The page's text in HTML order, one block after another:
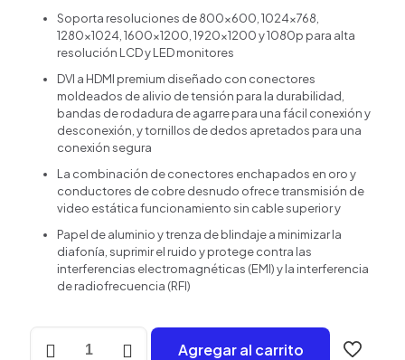
Soporta resoluciones de 800×600, 1024×768,
1280×1024, 1600×1200, 1920×1200 y 1080p para alta
resolución LCD y LED monitores
DVI a HDMI premium diseñado con conectores
moldeados de alivio de tensión para la durabilidad,
bandas de rodadura de agarre para una fácil conexión y
desconexión, y tornillos de dedos apretados para una
conexión segura
La combinación de conectores enchapados en oro y
conductores de cobre desnudo ofrece transmisión de
video estática funcionamiento sin cable superior y
Papel de aluminio y trenza de blindaje a minimizar la
diafonía, suprimir el ruido y protege contra las
interferencias electromagnéticas (EMI) y la interferencia
de radiofrecuencia (RFI)
Cable
Agregar al carrito